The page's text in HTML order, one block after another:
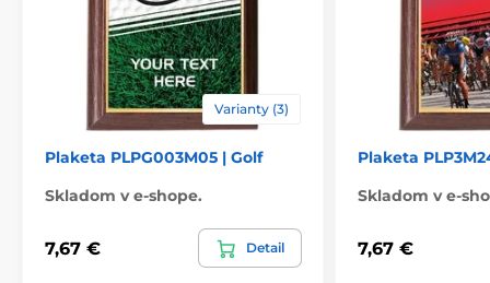
Varianty (3)
Plaketa PLPG003M05 | Golf
Skladom v e-shope.
7,67 € Detail
Plaketa
Skladom v e-
7,67 €